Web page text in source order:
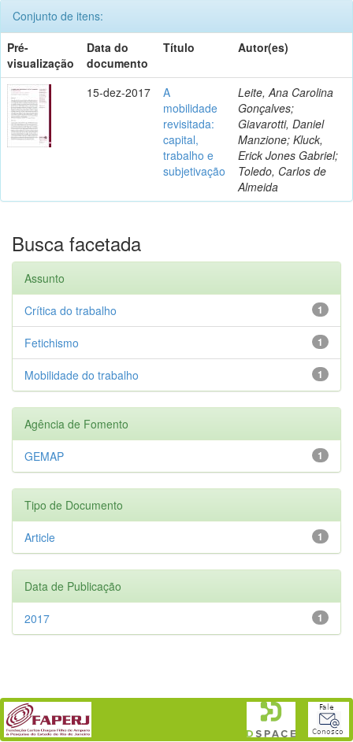
Conjunto de itens:
Pré-
visualização
Data do
documento
Título Autor(es)
15-dez-2017
A
mobilidade
revisitada:
capital,
trabalho e
subjetivação
Leite, Ana Carolina
Gonçalves;
Giavarotti, Daniel
Manzione; Kluck,
Erick Jones Gabriel;
Toledo, Carlos de
Almeida
Busca facetada
Assunto
1
Crítica do trabalho
1
Fetichismo
1
Mobilidade do trabalho
Agência de Fomento
1
GEMAP
Tipo de Documento
1
Article
Data de Publicação
1
2017